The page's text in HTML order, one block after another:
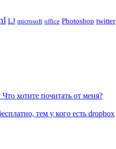
LJ microsoft office Photoshop twitter
хотите почитать от меня?
тем у кого есть dropbox